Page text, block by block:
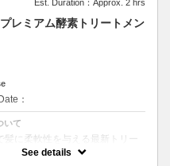
Est. Duration：Approx. 2 hrs
レミアム酵素トリートメン
：
いて
髪に柔軟性を与える最新トリー
Ｂ込●長さ料金あり《こちらのク
のお客様のみ》オリジナル酵素
See details